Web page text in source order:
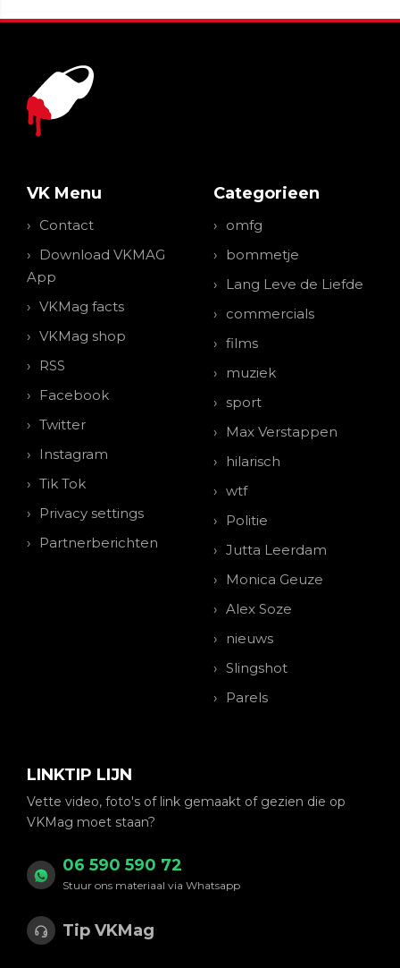
VK Menu
Contact
Download VKMAG
App
VKMag facts
VKMag shop
RSS
Facebook
Twitter
Instagram
Tik Tok
Privacy settings
Partnerberichten
Categorieen
omfg
bommetje
Lang Leve de Liefde
commercials
films
muziek
sport
Max Verstappen
hilarisch
wtf
Politie
Jutta Leerdam
Monica Geuze
Alex Soze
nieuws
Slingshot
Parels
LINKTIP LIJN
Vette video, foto's of link gemaakt of gezien die op
VKMag moet staan?
06 590 590 72
Stuur ons materiaal via Whatsapp
Tip VKMag